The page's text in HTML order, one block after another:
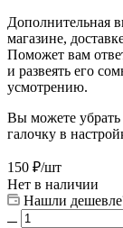
Дополнительная
магазине,
Поможет вам
и развеять его
усмотрению.
Вы можете убрать
галочку в
150 ₽/шт
Нет в наличии
Нашли